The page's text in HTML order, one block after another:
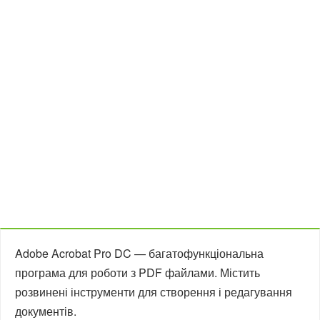
Adobe Acrobat Pro DC — багатофункціональна
програма для роботи з PDF файлами. Містить
розвинені інструменти для створення і редагування
документів.